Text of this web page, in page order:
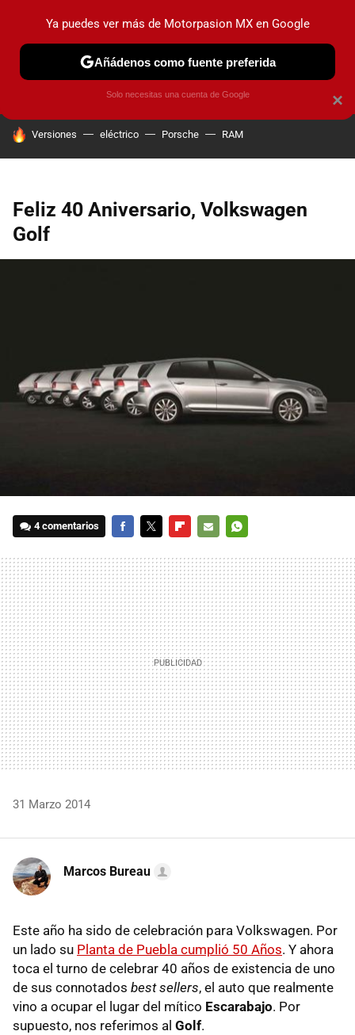
PRUEBAS INDUSTRIA HOY NO CIRCULA
HOY SE HABLA DE
Versiones eléctrico Porsche RAM
Feliz 40 Aniversario, Volkswagen
Golf
4 comentarios
MAIL
31 Marzo 2014
Marcos Bureau
Este año ha sido de celebración para Volkswagen. Por
un lado su Planta de Puebla cumplió 50 Años. Y ahora
toca el turno de celebrar 40 años de existencia de uno
de sus connotados best sellers, el auto que realmente
vino a ocupar el lugar del mítico Escarabajo. Por
supuesto, nos referimos al Golf.
×
Ya puedes ver más de Motorpasion MX en Google
Añádenos como fuente preferida
Solo necesitas una cuenta de Google